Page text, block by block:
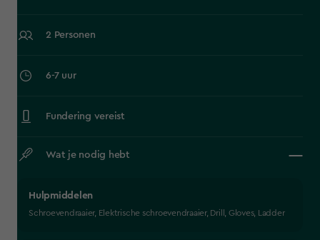
2 Personen
6-7 uur
Fundering vereist
Wat je nodig hebt
Hulpmiddelen
Schroevendraaier, Elektrische schroevendraaier, Drill, Gloves, Ladder